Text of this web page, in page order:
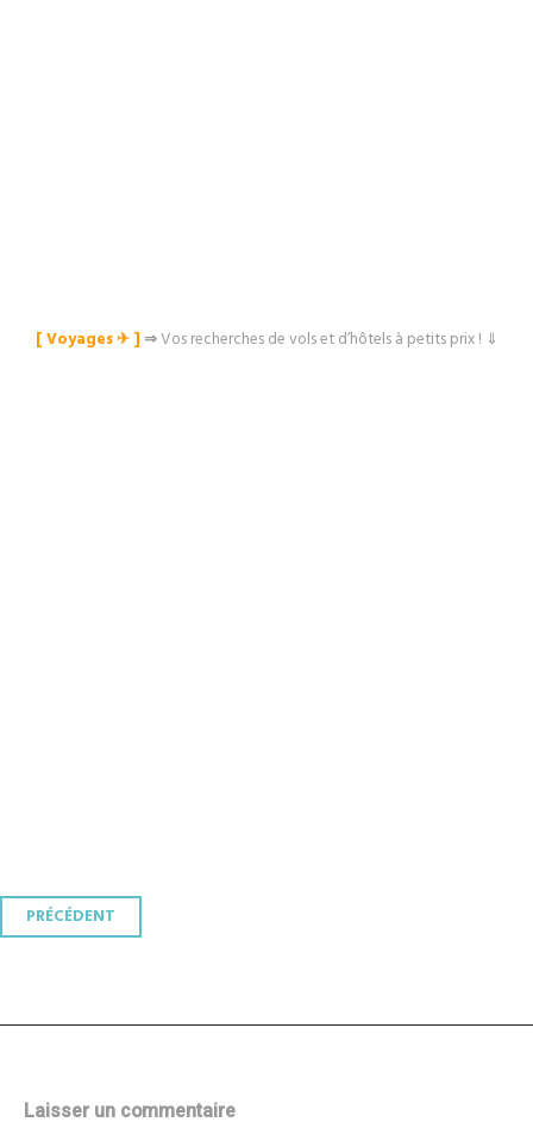
[ Voyages ✈︎ ]⇒Vos recherches de vols et d’hôtels à petits prix ! ⇓
Navigation
PRÉCÉDENT
Laisser un commentaire